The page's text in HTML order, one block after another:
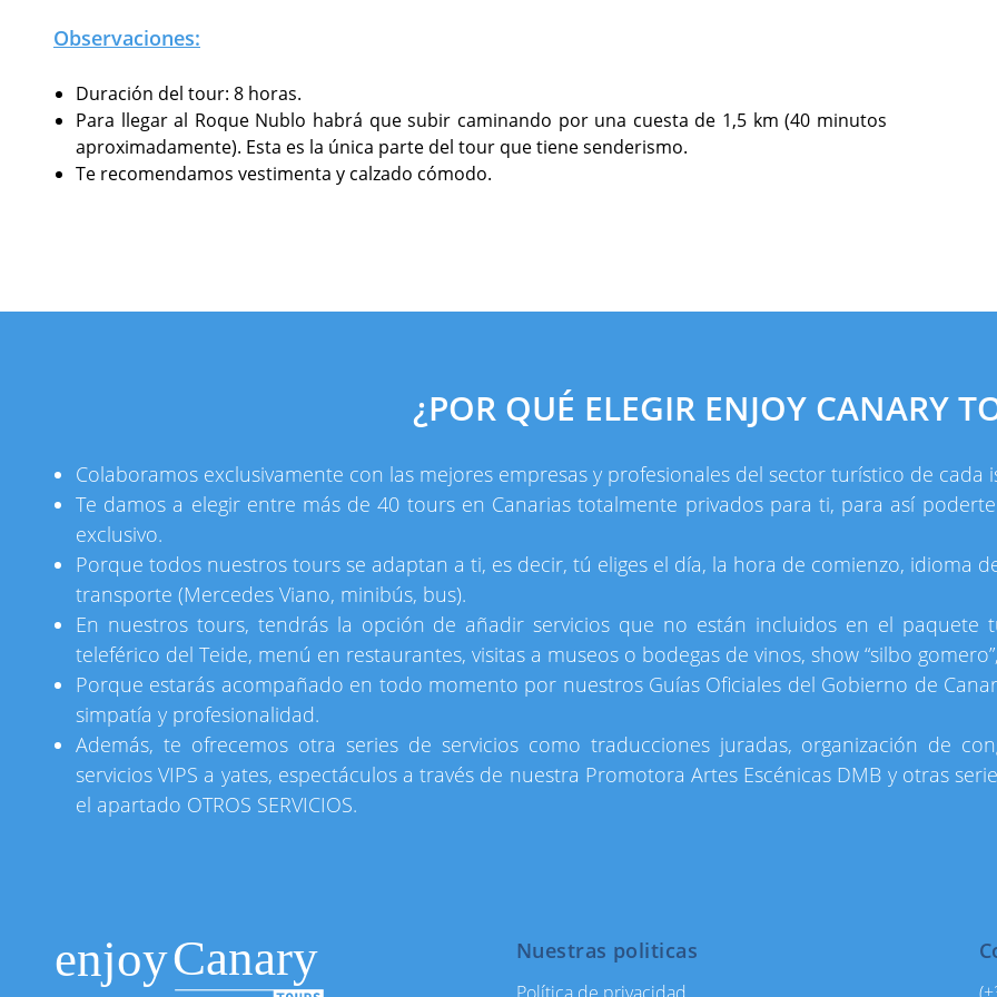
Observaciones:
Duración del tour: 8 horas.
Para llegar al Roque Nublo habrá que subir caminando por una cuesta de 1,5 km (40 minutos
aproximadamente). Esta es la única parte del tour que tiene senderismo.
Te recomendamos vestimenta y calzado cómodo.
¿POR QUÉ ELEGIR ENJOY CANARY
Colaboramos exclusivamente con las mejores empresas y profesionales del sector turístico de cada
Te damos a elegir entre más de 40 tours en Canarias totalmente privados para ti, para así
exclusivo.
Porque todos nuestros tours se adaptan a ti, es decir, tú eliges el día, la hora de comienzo, idioma
transporte (Mercedes Viano, minibús, bus).
En nuestros tours, tendrás la opción de añadir servicios que no están incluidos en el paquete
teleférico del Teide, menú en restaurantes, visitas a museos o bodegas de vinos, show “silbo
Porque estarás acompañado en todo momento por nuestros Guías Oficiales del Gobierno de
simpatía y profesionalidad.
Además, te ofrecemos otra series de servicios como traducciones juradas, organización de
servicios VIPS a yates, espectáculos a través de nuestra Promotora Artes Escénicas DMB y otras
el apartado OTROS SERVICIOS.
Nuestras politicas